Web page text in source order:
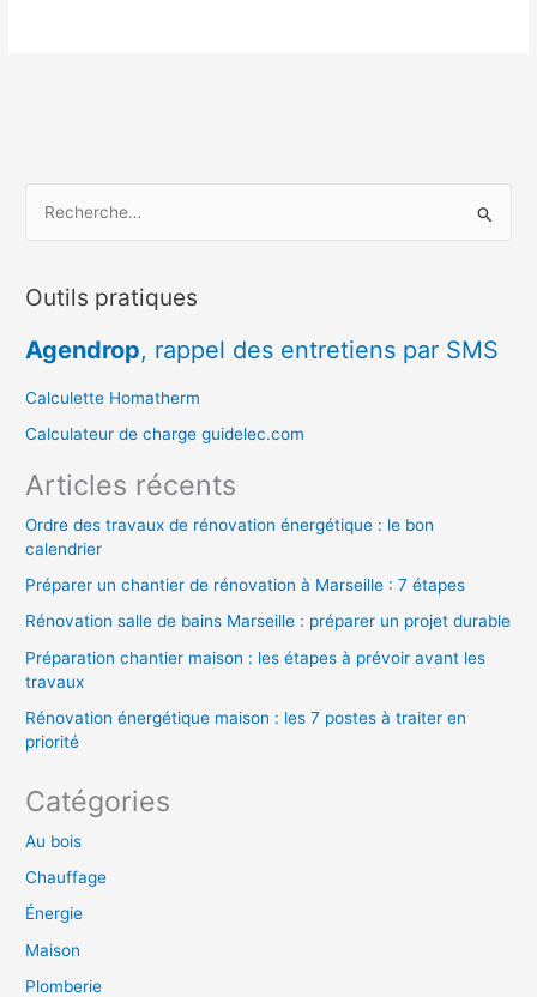
h
r
c
h
r
:
Outils pratiques
Agendrop, rappel des entretiens par SMS
Calculette Homatherm
Calculateur de charge guidelec.com
Articles récents
Ordre des travaux de rénovation énergétique : le bon
calendrier
Préparer un chantier de rénovation à Marseille : 7 étapes
Rénovation salle de bains Marseille : préparer un projet durable
Préparation chantier maison : les étapes à prévoir avant les
travaux
Rénovation énergétique maison : les 7 postes à traiter en
priorité
Catégories
Au bois
Chauffage
Énergie
Maison
Plomberie